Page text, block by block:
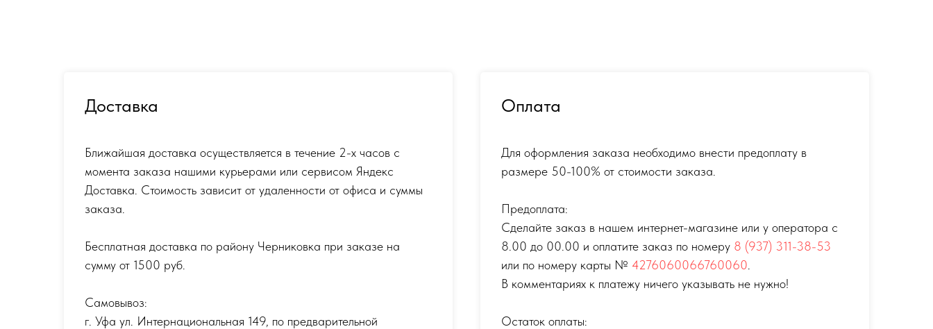
Доставка
Ближайшая доставка осуществляется в течение 2-х часов с
момента заказа нашими курьерами или сервисом Яндекс
Доставка. Стоимость зависит от удаленности от офиса и суммы
заказа.
Бесплатная доставка по району Черниковка при заказе на
сумму от 1500 руб.
Самовывоз:
г. Уфа ул. Интернациональная 149, по предварительной
Оплата
Для оформления заказа необходимо внести предоплату в
размере 50-100% от стоимости заказа.
Предоплата:
Сделайте заказ в нашем интернет-магазине или у оператора с
8.00 до 00.00 и оплатите заказ по номеру 8 (937) 311-38-53
или по номеру карты № 4276060066760060
В комментариях к платежу ничего указывать не нужно!
Остаток оплаты: